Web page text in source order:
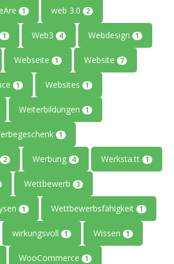
1 web 3.0 2
1 Web3 4 Webdesign 1
Webseite 1 Website 7
1 Websites 1
Weiterbildungen 1
1
2 Werbung 4 Werksta.tt 1
Wettbewerb 3
1 Wettbewerbsfähigkeit 1
wirkungsvoll 1 Wissen 1
WooCommerce 1